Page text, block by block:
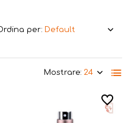
Mostrare:
per: